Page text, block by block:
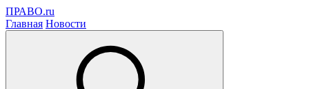
ПРАВО.ru
Главная Новости